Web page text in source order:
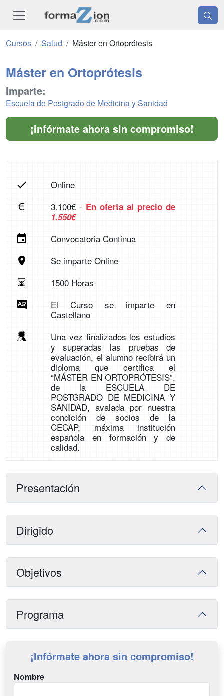
Cursos Salud Máster en Ortoprótesis
Máster en Ortoprótesis
Imparte:
Escuela de Postgrado de Medicina y Sanidad
¡Infórmate ahora sin compromiso!
Online
3.100€- En oferta al precio de
1.550€
Convocatoria Continua
Se imparte Online
1500 Horas
El Curso se imparte en
Castellano
Una vez finalizados los estudios
y superadas las pruebas de
evaluación, el alumno recibirá un
diploma que certifica el
“MÁSTER EN ORTOPRÓTESIS”,
de la ESCUELA DE
POSTGRADO DE MEDICINA Y
SANIDAD, avalada por nuestra
condición de socios de la
CECAP, máxima institución
española en formación y de
calidad.
Presentación
Dirigido
Objetivos
Programa
¡Infórmate ahora sin compromiso!
Nombre